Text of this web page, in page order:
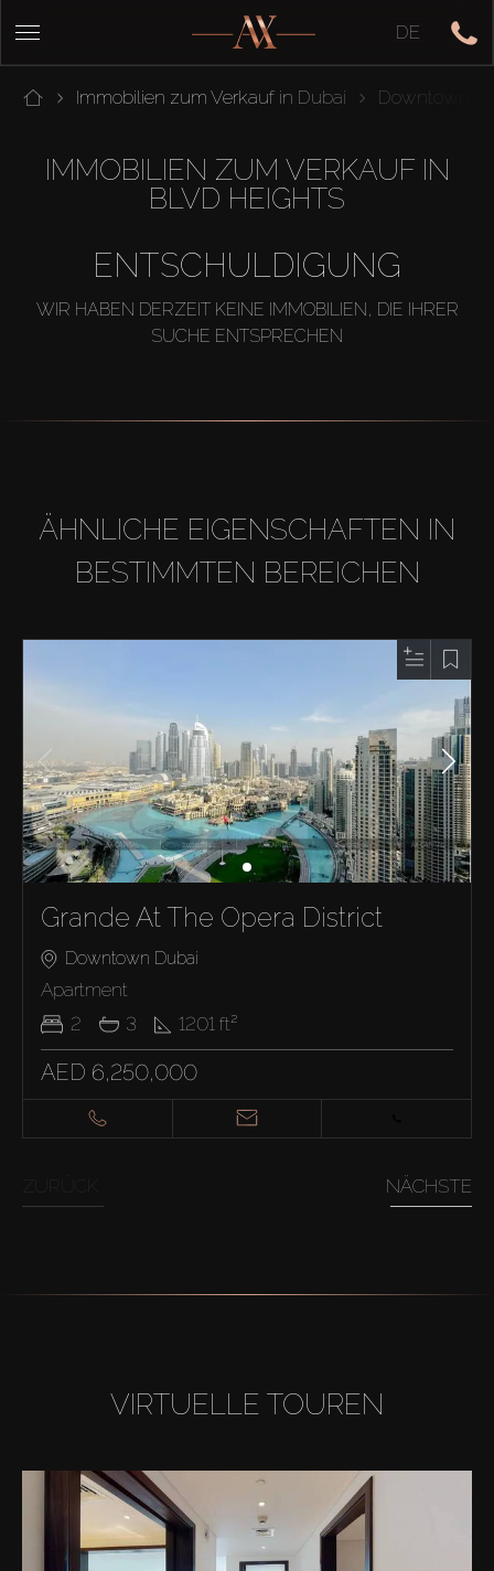
DE
Immobilien zum Verkauf in Dubai Downtown
IMMOBILIEN ZUM VERKAUF IN
BLVD HEIGHTS
ENTSCHULDIGUNG
WIR HABEN DERZEIT KEINE IMMOBILIEN, DIE IHRER
SUCHE ENTSPRECHEN
ÄHNLICHE EIGENSCHAFTEN IN
BESTIMMTEN BEREICHEN
Grande At The Opera District
Downtown Dubai
Apartment
2
3 1201 ft²
AED 6,250,000
NÄCHSTE
VIRTUELLE TOUREN